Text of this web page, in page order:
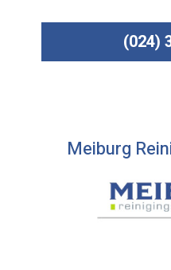
(024)
Meiburg